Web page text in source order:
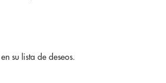
su lista de deseos.